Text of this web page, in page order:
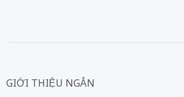
GIỚI THIỆU NGẮN